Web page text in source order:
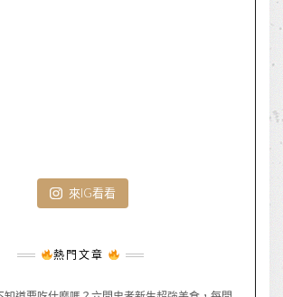
來IG看看
熱門文章